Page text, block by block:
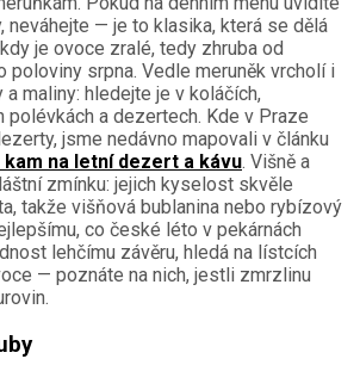
neváhejte — je to klasika, která se dělá
je ovoce zralé, tedy zhruba od
poloviny srpna. Vedle meruněk vrcholí i
maliny: hledejte je v koláčích,
polévkách a dezertech. Kde v Praze
jsme nedávno mapovali v článku
na letní dezert a kávu. Višně a
zmínku: jejich kyselost skvěle
takže višňová bublanina nebo rybízový
co české léto v pekárnách
lehčímu závěru, hledá na lístcích
— poznáte na nich, jestli zmrzlinu